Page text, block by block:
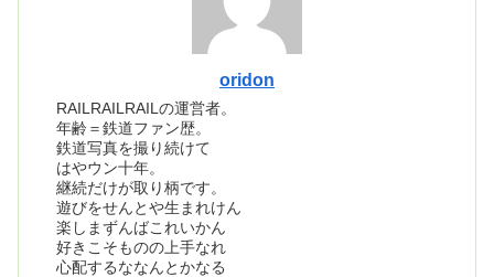
oridon
RAILRAILRAILの運営者。
年齢＝鉄道ファン歴。
鉄道写真を撮り続けて
はやウン十年。
継続だけが取り柄です。
遊びをせんとや生まれけん
楽しまずんばこれいかん
好きこそものの上手なれ
心配するななんとかなる